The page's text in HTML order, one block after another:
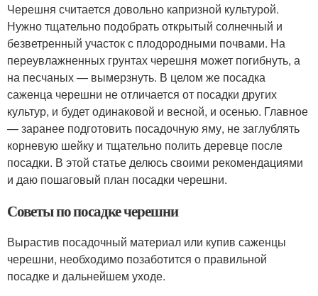
Черешня считается довольно капризной культурой.
Нужно тщательно подобрать открытый солнечный и
безветренный участок с плодородными почвами. На
переувлажненных грунтах черешня может погибнуть, а
на песчаных — вымерзнуть. В целом же посадка
саженца черешни не отличается от посадки других
культур, и будет одинаковой и весной, и осенью. Главное
— заранее подготовить посадочную яму, не заглублять
корневую шейку и тщательно полить деревце после
посадки. В этой статье делюсь своими рекомендациями
и даю пошаговый план посадки черешни.
Советы по посадке черешни
Вырастив посадочный материал или купив саженцы
черешни, необходимо позаботится о правильной
посадке и дальнейшем уходе.